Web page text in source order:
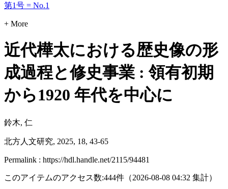
第1号 = No.1
+ More
近代樺太における歴史像の形
成過程と修史事業 : 領有初期
から1920 年代を中心に
鈴木, 仁
北方人文研究, 2025, 18, 43-65
Permalink : https://hdl.handle.net/2115/94481
このアイテムのアクセス数:444件 （2026-08-08 04:32 集計）